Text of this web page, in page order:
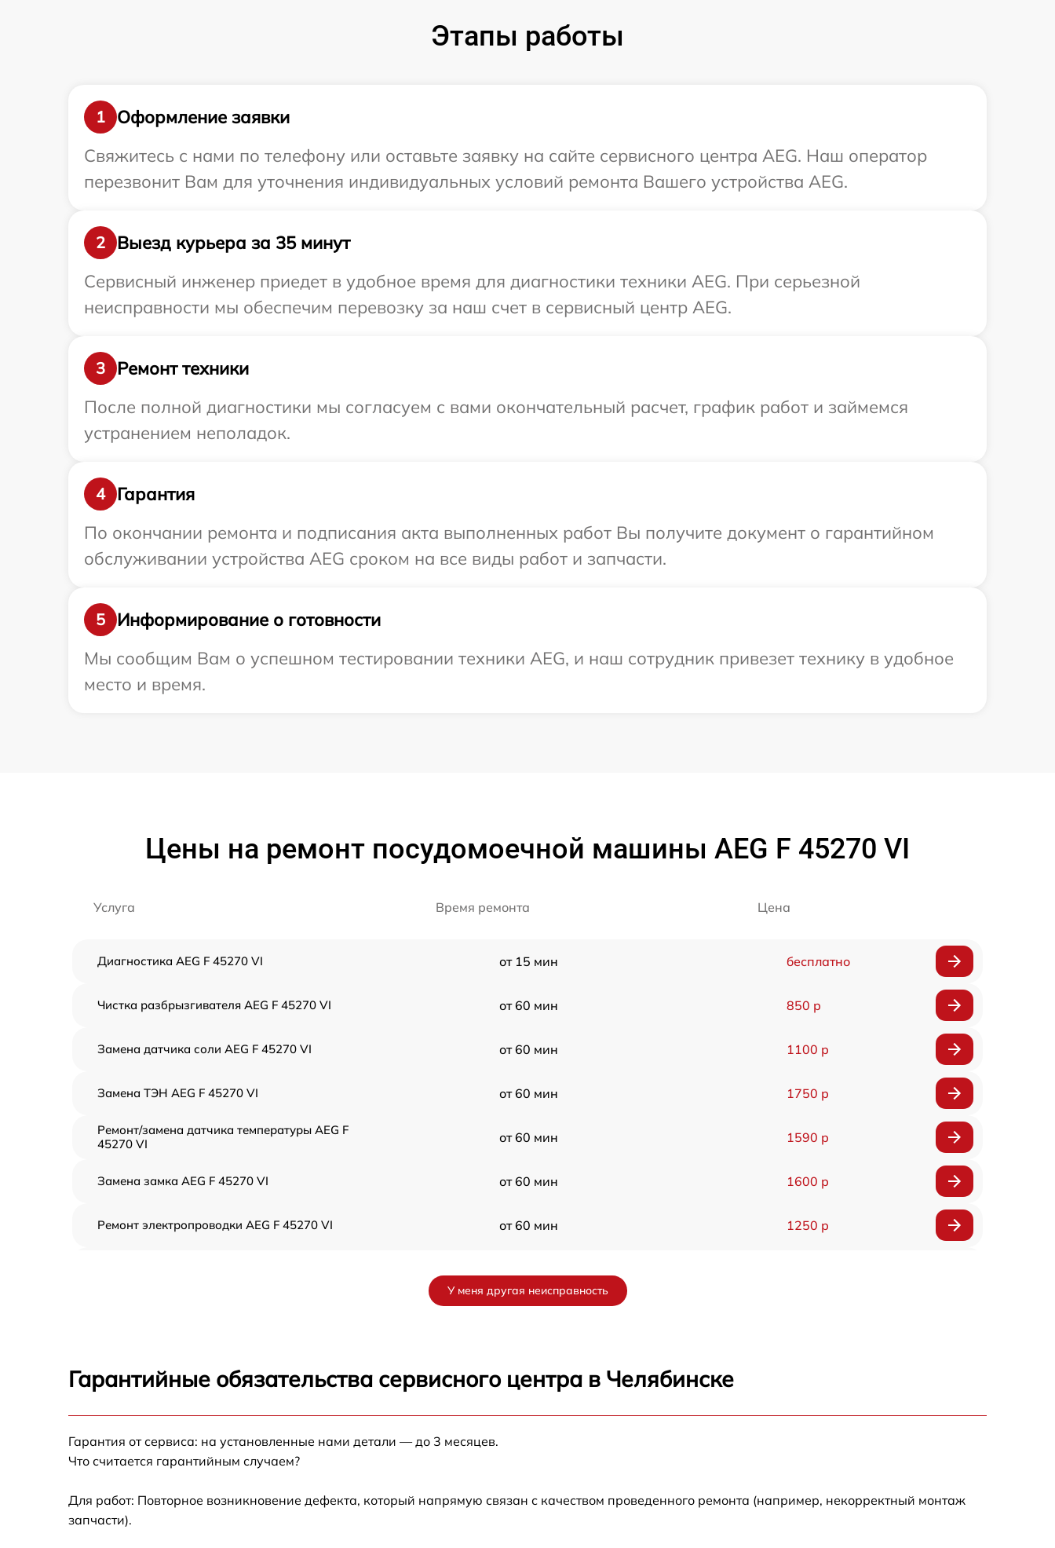
Этапы работы
1
Оформление заявки
Свяжитесь с нами по телефону или оставьте заявку на сайте сервисного центра AEG. Наш оператор
перезвонит Вам для уточнения индивидуальных условий ремонта Вашего устройства AEG.
2
Выезд курьера за 35 минут
Сервисный инженер приедет в удобное время для диагностики техники AEG. При серьезной
неисправности мы обеспечим перевозку за наш счет в сервисный центр AEG.
3
Ремонт техники
После полной диагностики мы согласуем с вами окончательный расчет, график работ и займемся
устранением неполадок.
4
Гарантия
По окончании ремонта и подписания акта выполненных работ Вы получите документ о гарантийном
обслуживании устройства AEG сроком на все виды работ и запчасти.
5
Информирование о готовности
Мы сообщим Вам о успешном тестировании техники AEG, и наш сотрудник привезет технику в удобное
место и время.
Цены на ремонт посудомоечной машины AEG F 45270 VI
Услуга Время ремонта Цена
Диагностика AEG F 45270 VI от 15 мин бесплатно
Чистка разбрызгивателя AEG F 45270 VI от 60 мин 850 р
Замена датчика соли AEG F 45270 VI от 60 мин 1100 р
Замена ТЭН AEG F 45270 VI от 60 мин 1750 р
Ремонт/замена датчика температуры AEG F
45270 VI
от 60 мин 1590 р
Замена замка AEG F 45270 VI от 60 мин 1600 р
Ремонт электропроводки AEG F 45270 VI от 60 мин 1250 р
Замена панели управления AEG F 45270 VI
У меня другая неисправность
Гарантийные обязательства сервисного центра в Челябинске
Гарантия от сервиса: на установленные нами детали — до 3 месяцев.
Что считается гарантийным случаем?
Для работ: Повторное возникновение дефекта, который напрямую связан с качеством проведенного ремонта (например, некорректный монтаж
запчасти).